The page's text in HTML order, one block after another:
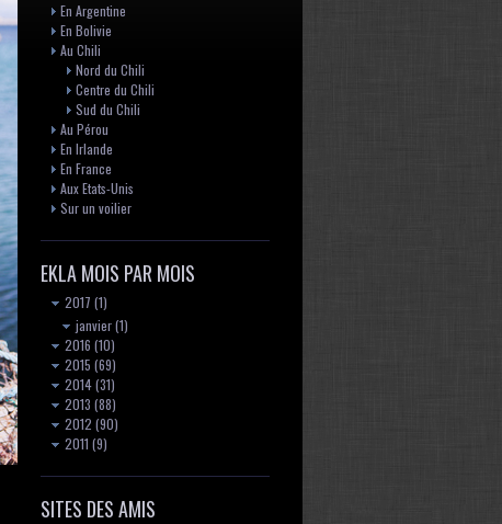
En Argentine
En Bolivie
Au Chili
Nord du Chili
Centre du Chili
Sud du Chili
Au Pérou
En Irlande
En France
Aux Etats-Unis
Sur un voilier
EKLA MOIS PAR MOIS
2017 (1)
janvier(1)
2016 (10)
2015 (69)
2014(31)
2013 (88)
2012 (90)
2011 (9)
SITES DES AMIS